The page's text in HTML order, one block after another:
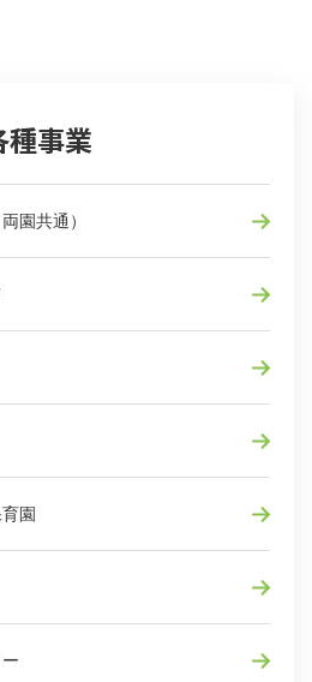
種事業
園共通）
園